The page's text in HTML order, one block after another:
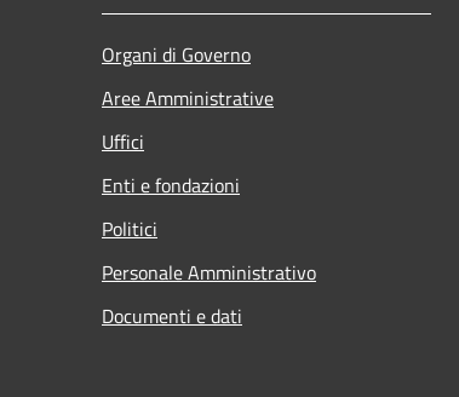
Organi di Governo
Aree Amministrative
Uffici
Enti e fondazioni
Politici
Personale Amministrativo
Documenti e dati